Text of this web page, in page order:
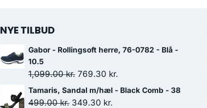
NYE TILBUD
Gabor - Rollingsoft herre, 76-0782 - Blå -
10.5
1,099.00kr. Den
oprindelige
pris
769.30 kr.
aktuelle
Tamaris, Sandal m/hæl - Black Comb - 38
499.00kr. Den
349.30 kr.